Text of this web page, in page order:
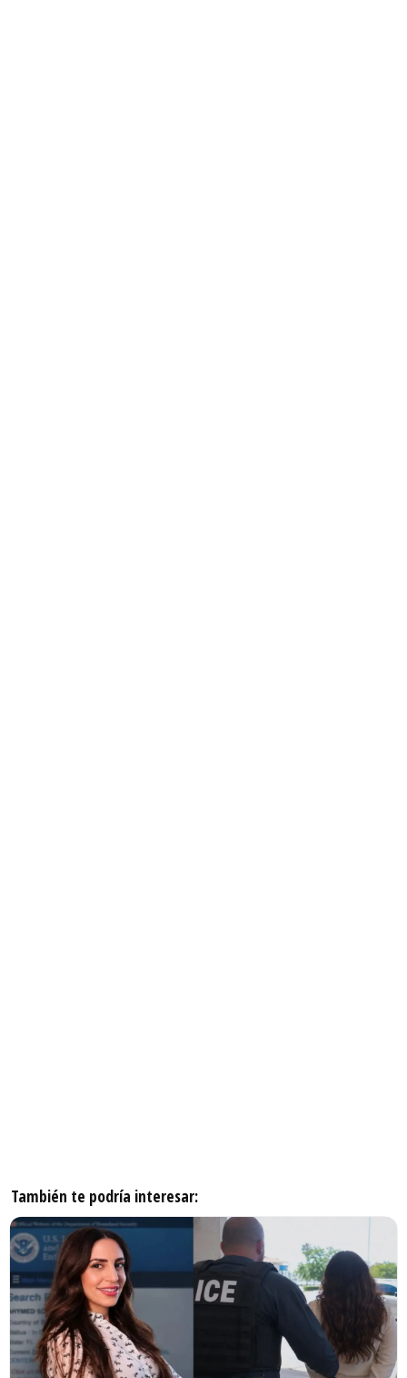
También te podría interesar: